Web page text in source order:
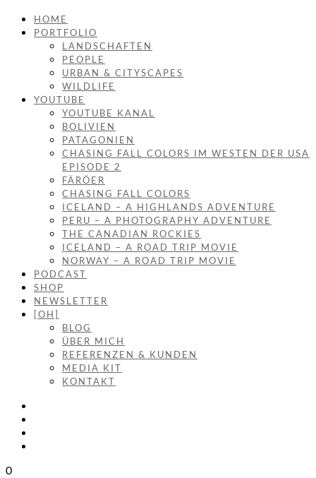
HOME
PORTFOLIO
LANDSCHAFTEN
PEOPLE
URBAN & CITYSCAPES
WILDLIFE
YOUTUBE
YOUTUBE KANAL
BOLIVIEN
PATAGONIEN
CHASING FALL COLORS IM WESTEN DER USA
EPISODE 2
FÄRÖER
CHASING FALL COLORS
ICELAND – A HIGHLANDS ADVENTURE
PERU – A PHOTOGRAPHY ADVENTURE
THE CANADIAN ROCKIES
ICELAND – A ROAD TRIP MOVIE
NORWAY – A ROAD TRIP MOVIE
PODCAST
SHOP
NEWSLETTER
[OH]
BLOG
ÜBER MICH
REFERENZEN & KUNDEN
MEDIA KIT
KONTAKT
0